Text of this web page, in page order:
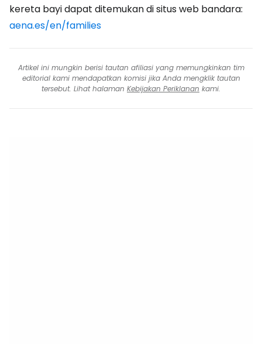
kereta bayi dapat ditemukan di situs web bandara:
aena.es/en/families
Artikel ini mungkin berisi tautan afiliasi yang memungkinkan tim
editorial kami mendapatkan komisi jika Anda mengklik tautan
tersebut. Lihat halaman Kebijakan Periklanan kami.